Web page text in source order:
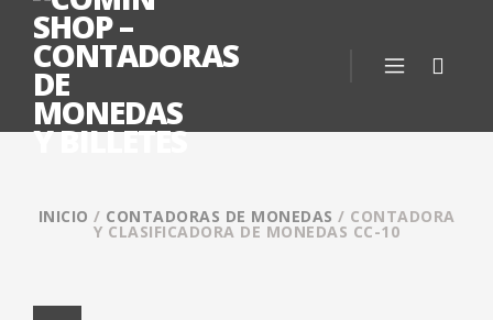
INICIO / CONTADORAS DE MONEDAS / CONTADORA
Y CLASIFICADORA DE MONEDAS CC-10